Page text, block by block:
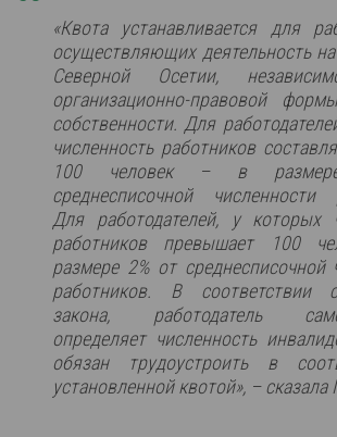
«Квота устанавливается для
осуществляющих деятельность
Северной Осетии,
организационно-правовой
собственности. Для
численность работников
100 человек – в
среднесписочной численности
Для работодателей, у которых
работников превышает 100
размере 2% от среднесписочной
работников. В соответствии
закона, работодатель
определяет численность
обязан трудоустроить в
установленной квотой», – сказала